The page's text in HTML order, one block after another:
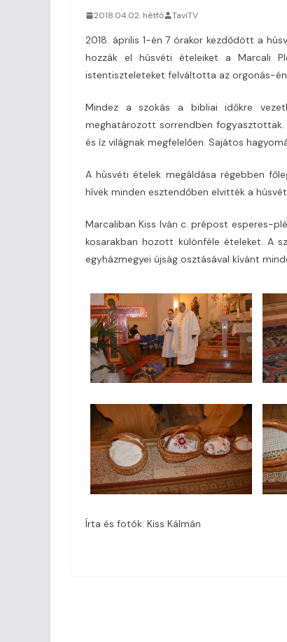
2018.04.02. hétfő TaviTV
2018. április 1-én 7 órakor kezdődött a
hozzák el húsvéti ételeiket a Marcali
istentiszteleteket felváltotta az orgonás-
Mindez a szokás a bibliai időkre
meghatározott sorrendben
és íz világnak megfelelően. Sajátos
A húsvéti ételek megáldása régebben
hívek minden esztendőben elvitték a
Marcaliban Kiss Iván c. prépost esperes-
kosarakban hozott különféle ételeket. A
egyházmegyei újság osztásával kívánt
Írta és fotók: Kiss Kálmán